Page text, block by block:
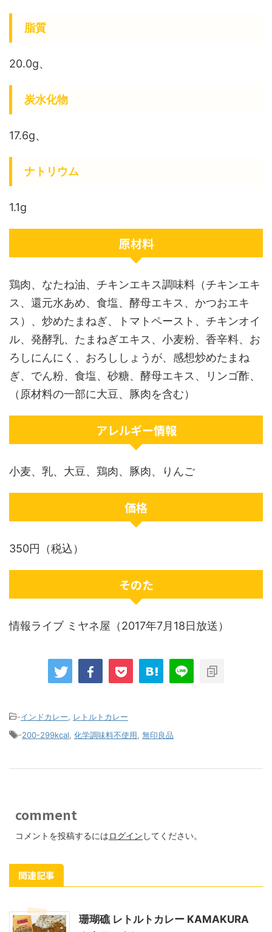
脂質
20.0g、
炭水化物
17.6g、
ナトリウム
1.1g
原材料
鶏肉、なたね油、チキンエキス調味料（チキンエキ
ス、還元水あめ、食塩、酵母エキス、かつおエキ
ス）、炒めたまねぎ、トマトペースト、チキンオイ
ル、発酵乳、たまねぎエキス、小麦粉、香辛料、お
ろしにんにく、おろししょうが、感想炒めたまね
ぎ、でん粉、食塩、砂糖、酵母エキス、リンゴ酢、
（原材料の一部に大豆、豚肉を含む）
アレルギー情報
小麦、乳、大豆、鶏肉、豚肉、りんご
価格
350円（税込）
そのた
情報ライブ ミヤネ屋（2017年7月18日放送）
-インドカレー
レトルトカレー
-200-299kcal 化学調味料不使用 無印良品
comment
コメントを投稿するにはログイン してください。
関連記事
珊瑚礁 レトルトカレー KAMAKURA